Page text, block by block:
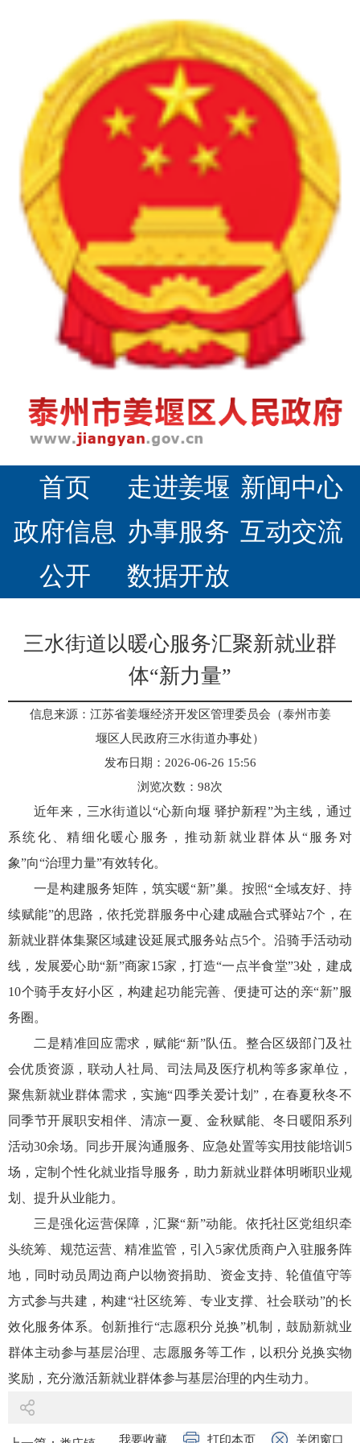
首页 走进姜堰 新闻中心
政府信息
公开
办事服务 互动交流
数据开放
三水街道以暖心服务汇聚新就业群
体“新力量”
信息来源：江苏省姜堰经济开发区管理委员会（泰州市姜
堰区人民政府三水街道办事处）
发布日期：2026-06-26 15:56
浏览次数： 98次
近年来，三水街道以“心新向堰 驿护新程”为主线，通过
系统化、精细化暖心服务，推动新就业群体从“服务对
象”向“治理力量”有效转化。
一是构建服务矩阵，筑实暖“新”巢。按照“全域友好、持
续赋能”的思路，依托党群服务中心建成融合式驿站7个，在
新就业群体集聚区域建设延展式服务站点5个。沿骑手活动动
线，发展爱心助“新”商家15家，打造“一点半食堂”3处，建成
10个骑手友好小区，构建起功能完善、便捷可达的亲“新”服
务圈。
二是精准回应需求，赋能“新”队伍。整合区级部门及社
会优质资源，联动人社局、司法局及医疗机构等多家单位，
聚焦新就业群体需求，实施“四季关爱计划”，在春夏秋冬不
同季节开展职安相伴、清凉一夏、金秋赋能、冬日暖阳系列
活动30余场。同步开展沟通服务、应急处置等实用技能培训5
场，定制个性化就业指导服务，助力新就业群体明晰职业规
划、提升从业能力。
三是强化运营保障，汇聚“新”动能。依托社区党组织牵
头统筹、规范运营、精准监管，引入5家优质商户入驻服务阵
地，同时动员周边商户以物资捐助、资金支持、轮值值守等
方式参与共建，构建“社区统筹、专业支撑、社会联动”的长
效化服务体系。创新推行“志愿积分兑换”机制，鼓励新就业
群体主动参与基层治理、志愿服务等工作，以积分兑换实物
奖励，充分激活新就业群体参与基层治理的内生动力。
我要收藏 打印本页 关闭窗口